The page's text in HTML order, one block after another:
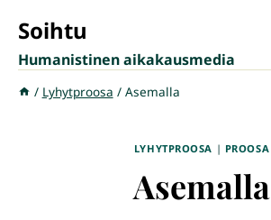
sisältöön
Soihtu
Humanistinen aikakausmedia
/ Lyhytproosa / Asemalla
LYHYTPROOSA | PROOSA
Asemalla